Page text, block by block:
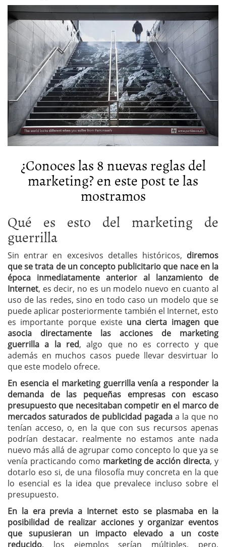
¿Conoces las 8 nuevas reglas del
marketing? en este post te las
mostramos
Qué es esto del marketing de
guerrilla
Sin entrar en excesivos detalles históricos, diremos
que se trata de un concepto publicitario que nace en la
época inmediatamente anterior al lanzamiento de
Internet, es decir, no es un modelo nuevo en cuanto al
uso de las redes, sino en todo caso un modelo que se
puede aplicar posteriormente también el Internet, esto
es importante porque existe una cierta imagen que
asocia directamente las acciones de marketing
guerrilla a la red, algo que no es correcto y que
además en muchos casos puede llevar desvirtuar lo
que este modelo ofrece.
En esencia el marketing guerrilla venía a responder la
demanda de las pequeñas empresas con escaso
presupuesto que necesitaban competir en el marco de
mercados saturados de publicidad pagada a la que no
tenían acceso, o, en la que con sus recursos apenas
podrían destacar. realmente no estamos ante nada
nuevo más allá de agrupar como concepto lo que ya se
venía practicando como marketing de acción directa, y
dotarlo eso si, de una filosofía muy concreta en la que
lo esencial es la idea que prevalece incluso sobre el
presupuesto.
En la era previa a Internet esto se plasmaba en la
posibilidad de realizar acciones y organizar eventos
que supusieran un impacto elevado a un coste
reducido. los ejemplos serían múltiples, pero,